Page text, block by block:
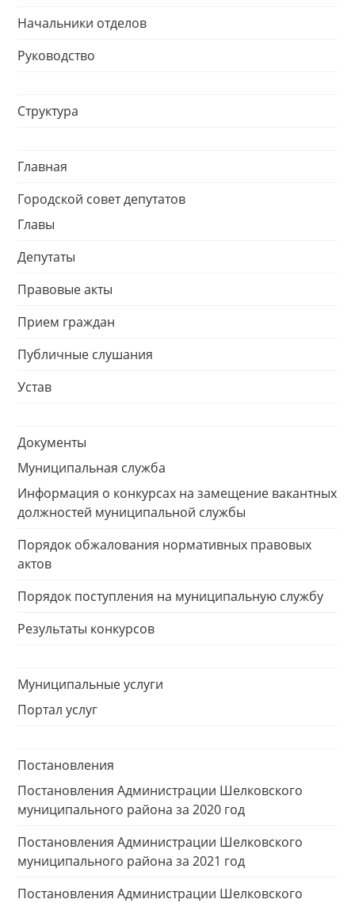
Начальники отделов
Руководство
Структура
Главная
Городской совет депутатов
Главы
Депутаты
Правовые акты
Прием граждан
Публичные слушания
Устав
Документы
Муниципальная служба
Информация о конкурсах на замещение вакантных
должностей муниципальной службы
Порядок обжалования нормативных правовых
актов
Порядок поступления на муниципальную службу
Результаты конкурсов
Муниципальные услуги
Портал услуг
Постановления
Постановления Администрации Шелковского
муниципального района за 2020 год
Постановления Администрации Шелковского
муниципального района за 2021 год
Постановления Администрации Шелковского